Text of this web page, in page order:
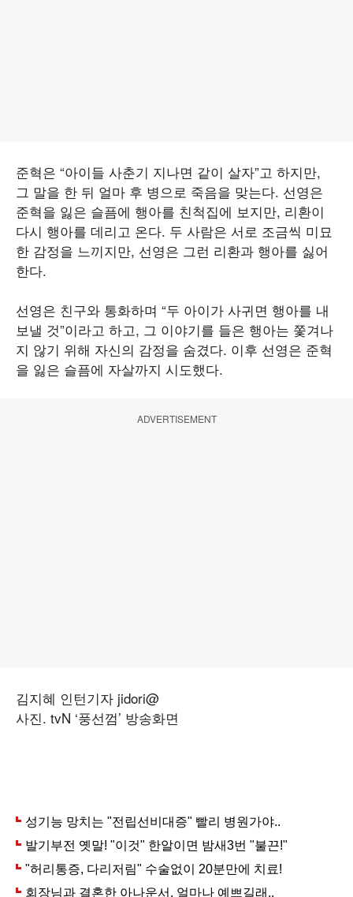
준혁은 “아이들 사춘기 지나면 같이 살자”고 하지만,
그 말을 한 뒤 얼마 후 병으로 죽음을 맞는다. 선영은
준혁을 잃은 슬픔에 행아를 친척집에 보지만, 리환이
다시 행아를 데리고 온다. 두 사람은 서로 조금씩 미묘
한 감정을 느끼지만, 선영은 그런 리환과 행아를 싫어
한다.
선영은 친구와 통화하며 “두 아이가 사귀면 행아를 내
보낼 것”이라고 하고, 그 이야기를 들은 행아는 쫓겨나
지 않기 위해 자신의 감정을 숨겼다. 이후 선영은 준혁
을 잃은 슬픔에 자살까지 시도했다.
ADVERTISEMENT
김지혜 인턴기자 jidori@
사진. tvN ‘풍선껌’ 방송화면